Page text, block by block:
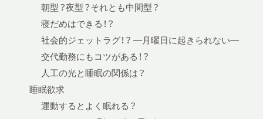
朝型？夜型？それとも中間型？
寝だめはできる！？
社会的ジェットラグ！？ —月曜日に起きられない—
交代勤務にもコツがある！？
人工の光と睡眠の関係は？
睡眠欲求
運動するとよく眠れる？